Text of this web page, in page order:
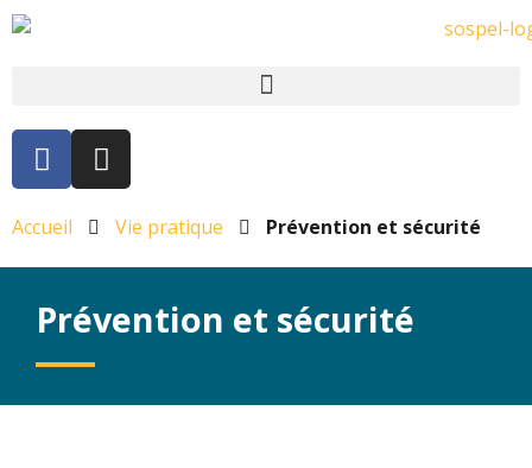
Accueil Vie pratique Prévention et sécurité
Prévention et sécurité